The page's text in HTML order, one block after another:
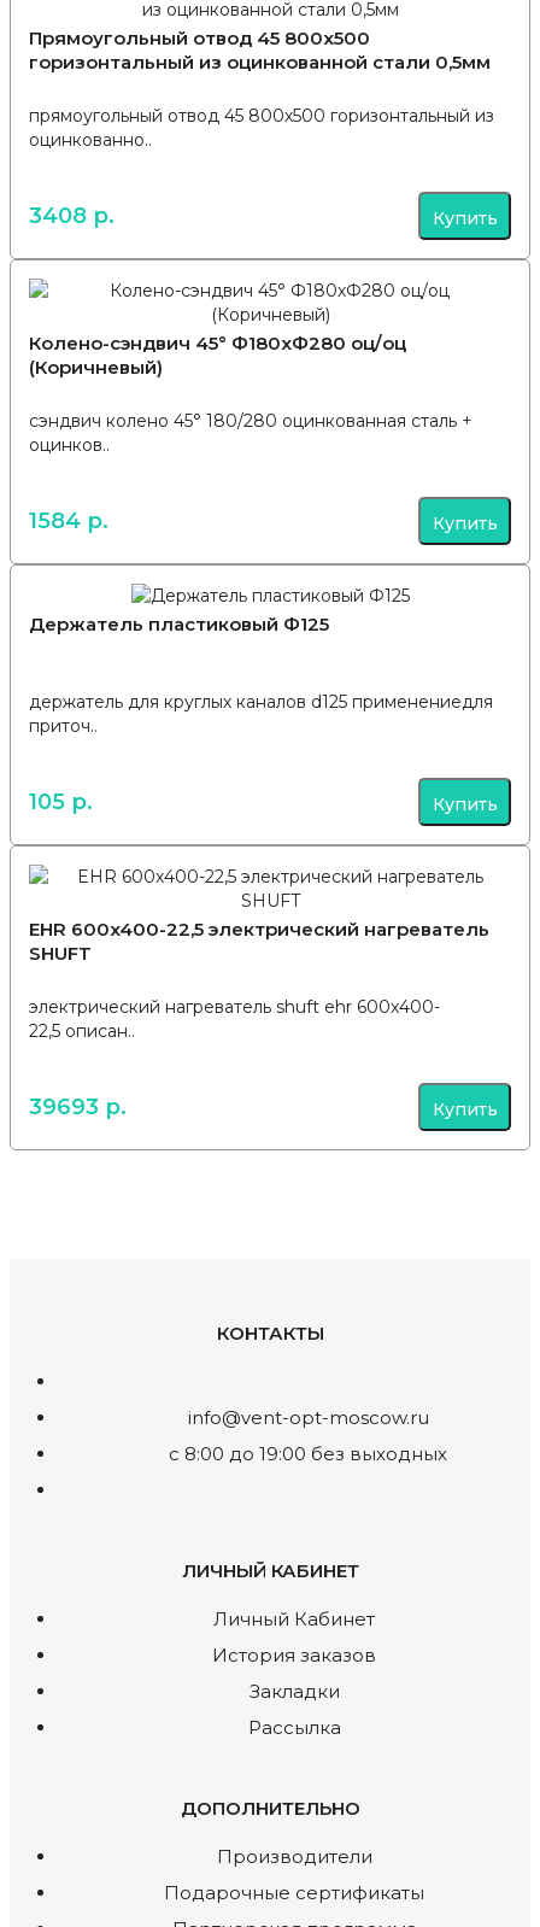
EHR 600x400-22,5 электрический нагреватель
SHUFT
электрический нагреватель shuft ehr 600x400-
22,5 описан..
39693 р. Купить
Держатель пластиковый Ф125
держатель для круглых каналов d125 применениедля
приточ..
105 р. Купить
Колено-сэндвич 45° Ф180хФ280 оц/оц
(Коричневый)
сэндвич колено 45° 180/280 оцинкованная сталь +
оцинков..
1584 р. Купить
Прямоугольный отвод 45 800х500
горизонтальный из оцинкованной стали 0,5мм
прямоугольный отвод 45 800х500 горизонтальный из
оцинкованно..
3408 р. Купить
ДОПОЛНИТЕЛЬНО
Производители
Подарочные сертификаты
ЛИЧНЫЙ КАБИНЕТ
Личный Кабинет
История заказов
Закладки
Рассылка
КОНТАКТЫ
info@vent-opt-moscow.ru
c 8:00 до 19:00 без выходных